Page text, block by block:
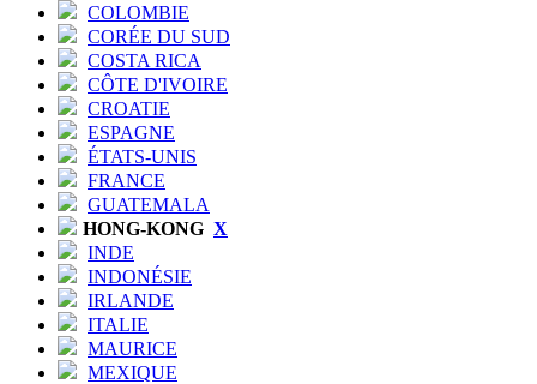
COLOMBIE
CORÉE DU SUD
COSTA RICA
CÔTE D'IVOIRE
CROATIE
ESPAGNE
ÉTATS-UNIS
FRANCE
GUATEMALA
HONG-KONG X
INDE
INDONÉSIE
IRLANDE
ITALIE
MAURICE
MEXIQUE